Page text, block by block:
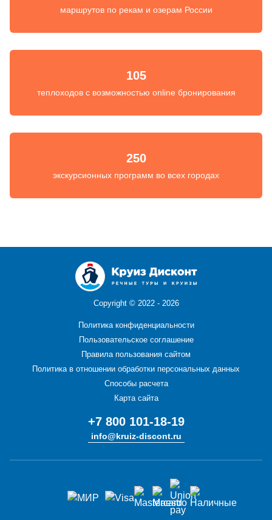
маршрутов по рекам и озерам России
105
теплоходов с возможностью online бронирования
250
экскурсионных программ во всех городах
Copyright © 2022 - 2026
Политика конфиденциальности
Пользовательское соглашение
Правила пользования сайтом
Политика в отношении обработки персональных данных
Способы расчета
Карта сайта
+7 800 101-18-19
info@kruiz-discont.ru